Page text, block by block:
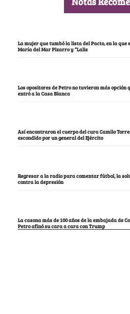
La mujer que tumbó la lista del Pacto, en la
María del Mar Pizarro y “Lalis
Los opositores de Petro no tuvieron más
entró a la Casa Blanca
Así encontraron el cuerpo del cura Camilo
escondido por un general del Ejército
Regresar a la radio para comentar fútbol, la
contra la depresión
La casona más de 100 años de la embajada de
Petro afinó su cara a cara con Trump